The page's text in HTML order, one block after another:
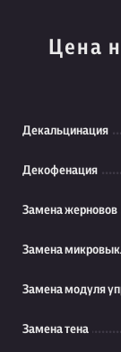
Цена
Декальцинация
Декофенация
Замена жерновов
Замена
Замена модуля
Замена тена